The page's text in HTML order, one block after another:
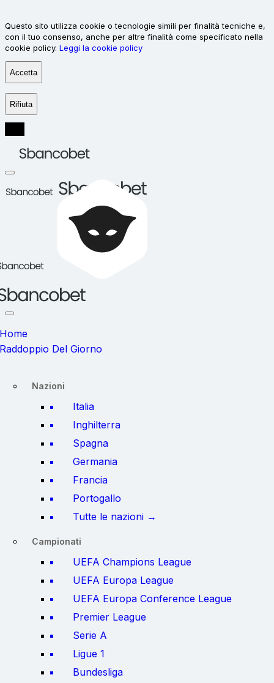
Questo sito utilizza cookie o tecnologie simili per finalità tecniche e,
con il tuo consenso, anche per altre finalità come specificato nella
cookie policy. Leggi la cookie policy
Accetta
Rifiuta
Home
Raddoppio Del Giorno
Nazioni
Italia
Inghilterra
Spagna
Germania
Francia
Portogallo
Tutte le nazioni →
Campionati
UEFA Champions League
UEFA Europa League
UEFA Europa Conference League
Premier League
Serie A
Ligue 1
Bundesliga